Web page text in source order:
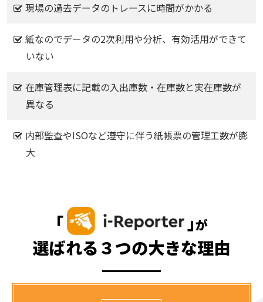
現場の過去データのトレースに時間がかかる
紙なのでデータの2次利用や分析、有効活用ができて
いない
在庫管理表に記載の入出庫数・在庫数と実在庫数が
異なる
内部監査やISOなど遵守に伴う紙帳票の管理工数が膨
大
｢ ｣が
選ばれる３つの大きな理由